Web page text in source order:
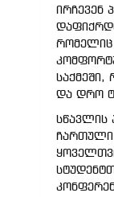
ირჩევენ
რომელიც
საქმეში,
და დრო
სწავლის
ჩართული